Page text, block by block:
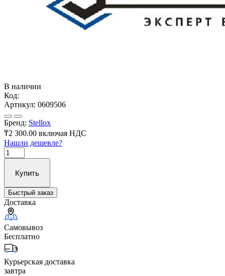
В наличии
Код:
Артикул: 0609506
Бренд: Stellox
₸2 300.00 включая НДС
Нашли дешевле?
Купить
Быстрый заказ
Доставка
Самовывоз
Бесплатно
Курьерская доставка
завтра